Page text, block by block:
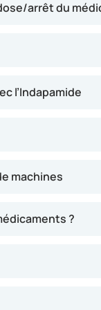
suivant la
arrêt du
l’Indapamide
machines
?